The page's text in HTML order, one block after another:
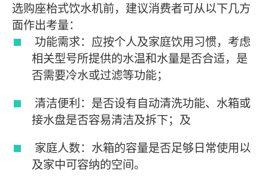
选购座枱式饮水机前，建议消费者可从以下几方
面作出考量：
功能需求：应按个人及家庭饮用习惯，考虑
相关型号所提供的水温和水量是否合适，是
否需要冷水或过滤等功能；
清洁便利：是否设有自动清洗功能、水箱或
接水盘是否容易清洁及拆下；及
家庭人数：水箱的容量是否足够日常使用以
及家中可容纳的空间。